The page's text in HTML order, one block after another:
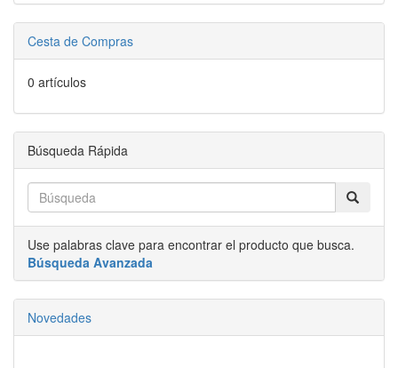
Cesta de Compras
0 artículos
Búsqueda Rápida
Use palabras clave para encontrar el producto que busca.
Búsqueda Avanzada
Novedades